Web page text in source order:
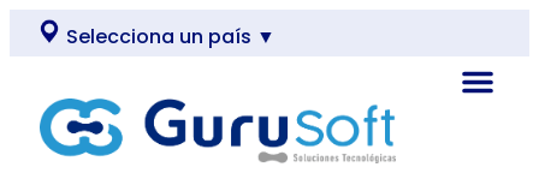
Selecciona un país ▼